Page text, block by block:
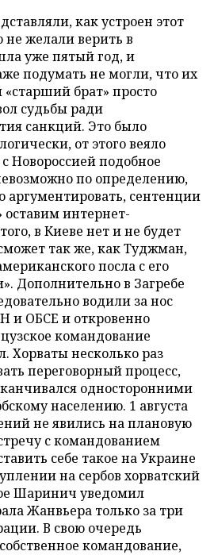
как устроен этот
желали верить в
уже пятый год, и
подумать не могли, что их
брат» просто
судьбы ради
санкций. Это было
от этого веяло
Новороссией подобное
по определению,
аргументировать, сентенции
оставим интернет-
в Киеве нет и не будет
так же, как Туджман,
посла с его
Дополнительно в Загребе
водили за нос
и ОБСЕ и откровенно
командование
Хорваты несколько раз
переговорный процесс,
односторонними
населению. 1 августа
не явились на плановую
с командованием
себе такое на Украине
на сербов хорватский
Шаринич уведомил
Жанвьера только за три
В свою очередь
командование,